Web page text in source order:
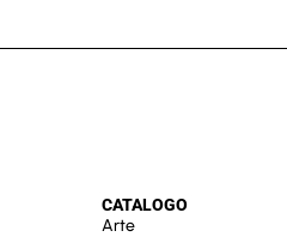
CATALOGO
Arte